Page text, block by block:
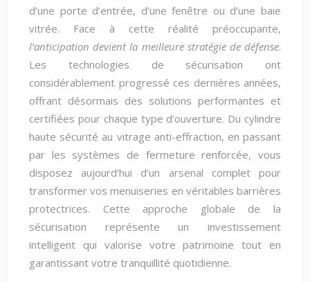
d’une porte d’entrée, d’une fenêtre ou d’une baie
vitrée. Face à cette réalité préoccupante,
l’anticipation devient la meilleure stratégie de défense.
Les technologies de sécurisation ont
considérablement progressé ces dernières années,
offrant désormais des solutions performantes et
certifiées pour chaque type d’ouverture. Du cylindre
haute sécurité au vitrage anti-effraction, en passant
par les systèmes de fermeture renforcée, vous
disposez aujourd’hui d’un arsenal complet pour
transformer vos menuiseries en véritables barrières
protectrices. Cette approche globale de la
sécurisation représente un investissement
intelligent qui valorise votre patrimoine tout en
garantissant votre tranquillité quotidienne.